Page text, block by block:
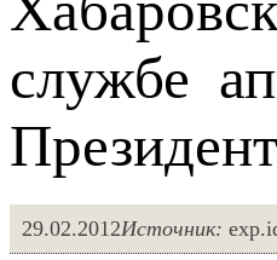
службе
29.02.2012Источник: